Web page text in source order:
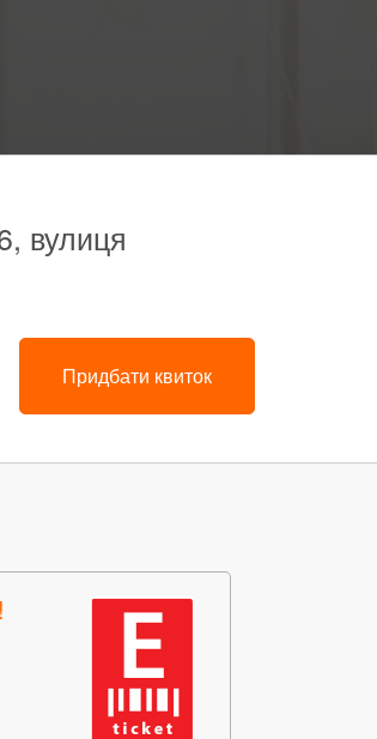
вулиця
Придбати квиток